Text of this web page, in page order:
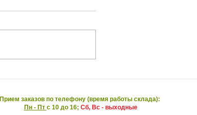
Прием заказов по телефону (время работы склада):
Пн - Пт с 10 до 16; Сб, Вс - выходные